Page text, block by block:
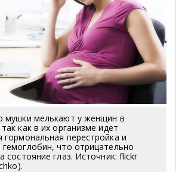
мушки мелькают у женщин в
как в их организме идет
гормональная перестройка и
что отрицательно
состояние глаз. Источник: flickr